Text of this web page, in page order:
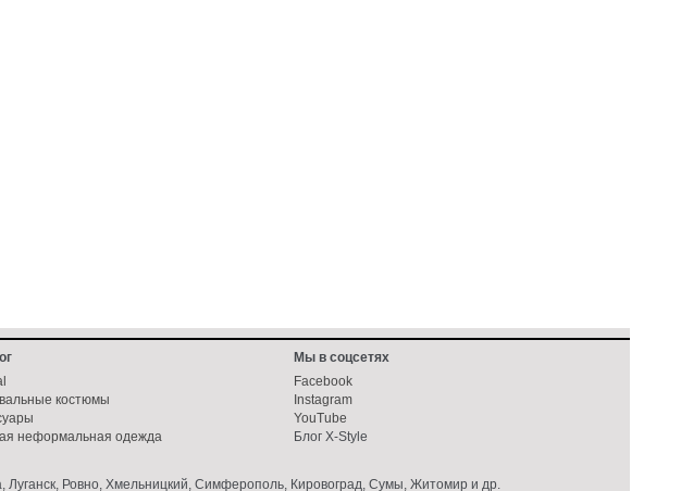
костюмы
неформальная одежда
Мы в соцсетях
Facebook
Instagram
YouTube
Блог X-Style
Луганск, Ровно, Хмельницкий, Симферополь, Кировоград, Сумы, Житомир и др.